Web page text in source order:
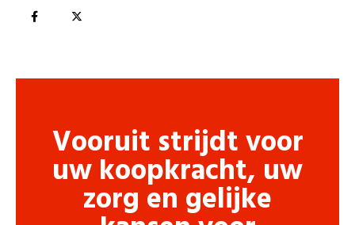
Vooruit strijdt voor
uw koopkracht, uw
zorg en gelijke